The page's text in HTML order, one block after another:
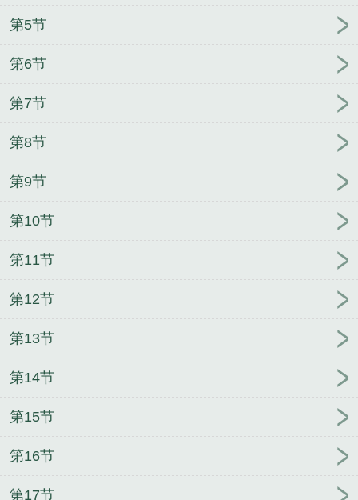
第5节
第6节
第7节
第8节
第9节
第10节
第11节
第12节
第13节
第14节
第15节
第16节
第17节